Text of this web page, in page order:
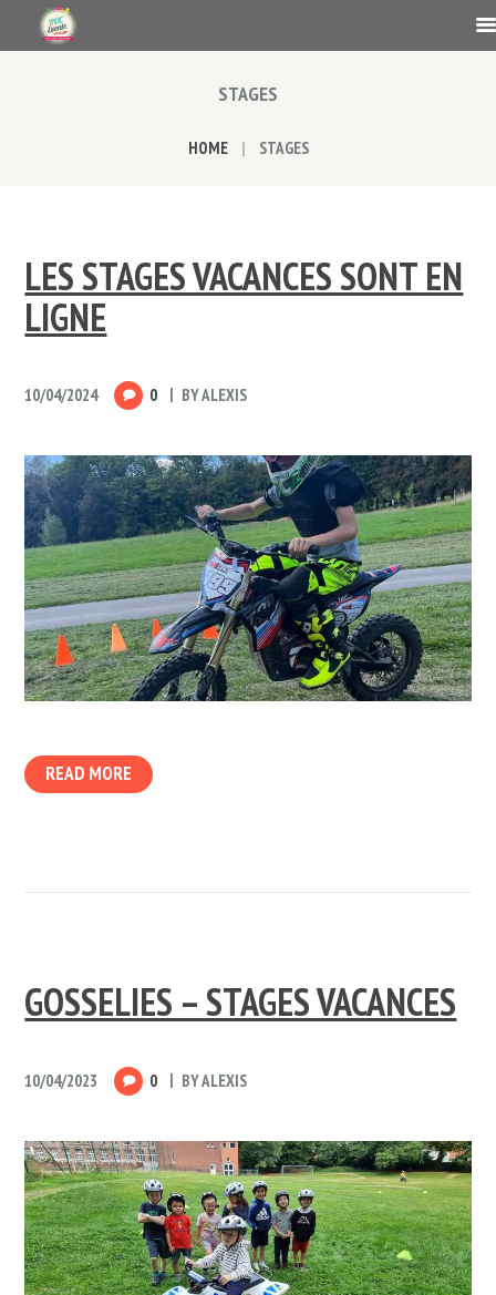
STAGES
HOME STAGES
LES STAGES VACANCES SONT EN
LIGNE
10/04/2024 0 BYALEXIS
READ MORE
GOSSELIES – STAGES VACANCES
10/04/2023 0 BYALEXIS